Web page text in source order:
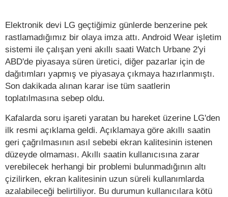
Elektronik devi LG geçtiğimiz günlerde benzerine pek
rastlamadığımız bir olaya imza attı. Android Wear işletim
sistemi ile çalışan yeni akıllı saati Watch Urbane 2'yi
ABD'de piyasaya süren üretici, diğer pazarlar için de
dağıtımları yapmış ve piyasaya çıkmaya hazırlanmıştı.
Son dakikada alınan karar ise tüm saatlerin
toplatılmasına sebep oldu.
Kafalarda soru işareti yaratan bu hareket üzerine LG'den
ilk resmi açıklama geldi. Açıklamaya göre akıllı saatin
geri çağrılmasının asıl sebebi ekran kalitesinin istenen
düzeyde olmaması. Akıllı saatin kullanıcısına zarar
verebilecek herhangi bir problemi bulunmadığının altı
çizilirken, ekran kalitesinin uzun süreli kullanımlarda
azalabileceği belirtiliyor. Bu durumun kullanıcılara kötü